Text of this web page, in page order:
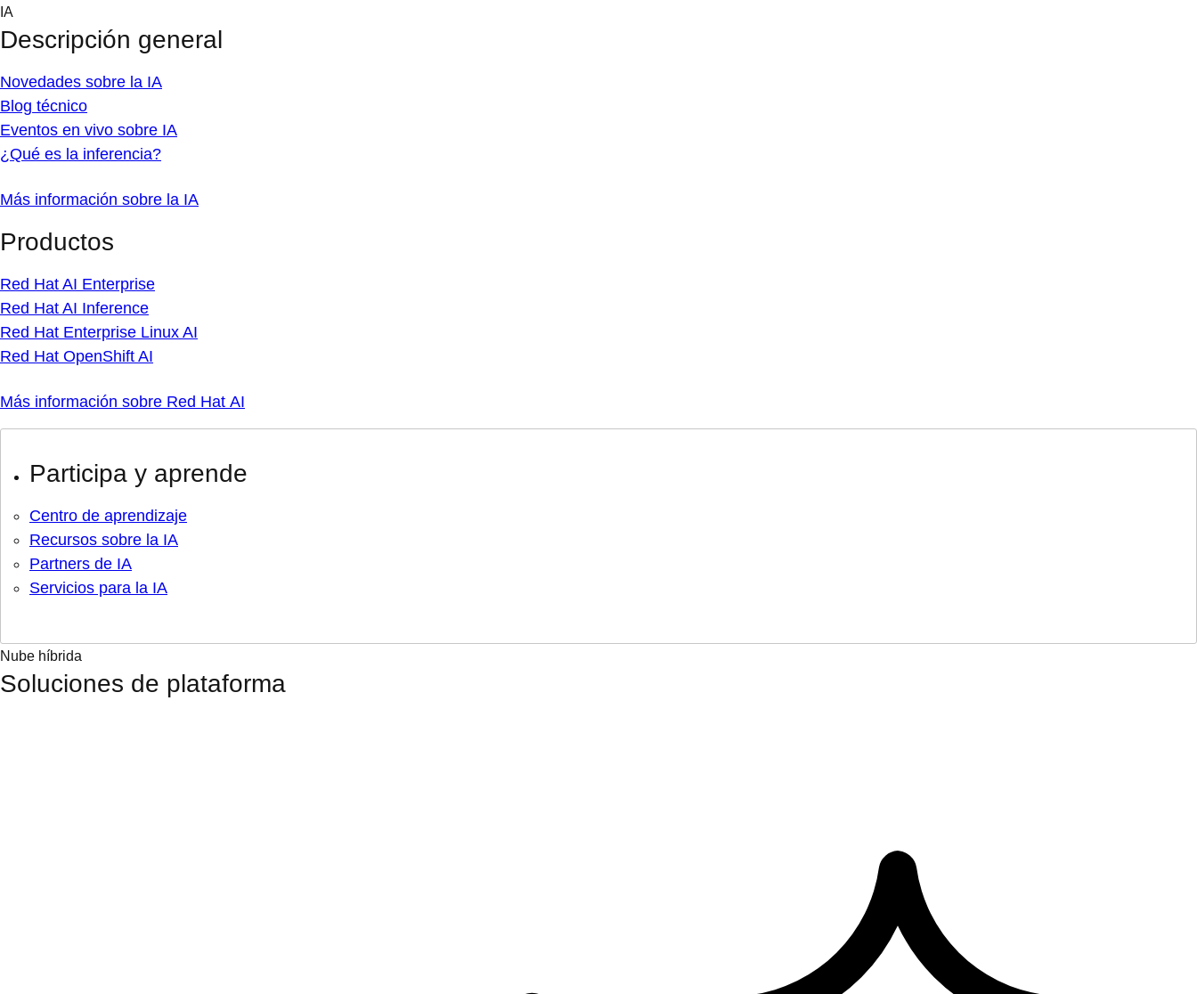
Skip
content
IA
Descripción general
Novedades sobre la IA
Blog técnico
Eventos en vivo sobre IA
¿Qué es la inferencia?
Más información sobre la IA
Productos
Red Hat AI Enterprise
Red Hat AI Inference
Red Hat Enterprise Linux AI
Red Hat OpenShift AI
Más información sobre Red Hat AI
Participa y aprende
Centro de aprendizaje
Recursos sobre la IA
Partners de IA
Servicios para la IA
Nube híbrida
Soluciones de plataforma